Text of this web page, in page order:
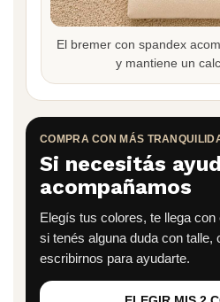
El bremer con spandex
y mantiene un
COMPRA CON MÁS
Si necesitás
acompañamos
Elegís tus colores, te llega
si tenés alguna duda con talle,
escribirnos para ayudarte.